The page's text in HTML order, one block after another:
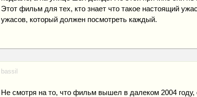
Этот фильм для тех, кто знает что такое настоящий
ужасов, который должен посмотреть каждый.
bassil
Не смотря на то, что фильм вышел в далеком 2004 году,